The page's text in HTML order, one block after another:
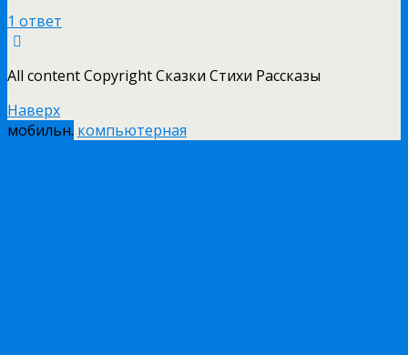
1 ответ
All content Copyright Сказки Стихи Рассказы
Наверх
мобильн. компьютерная